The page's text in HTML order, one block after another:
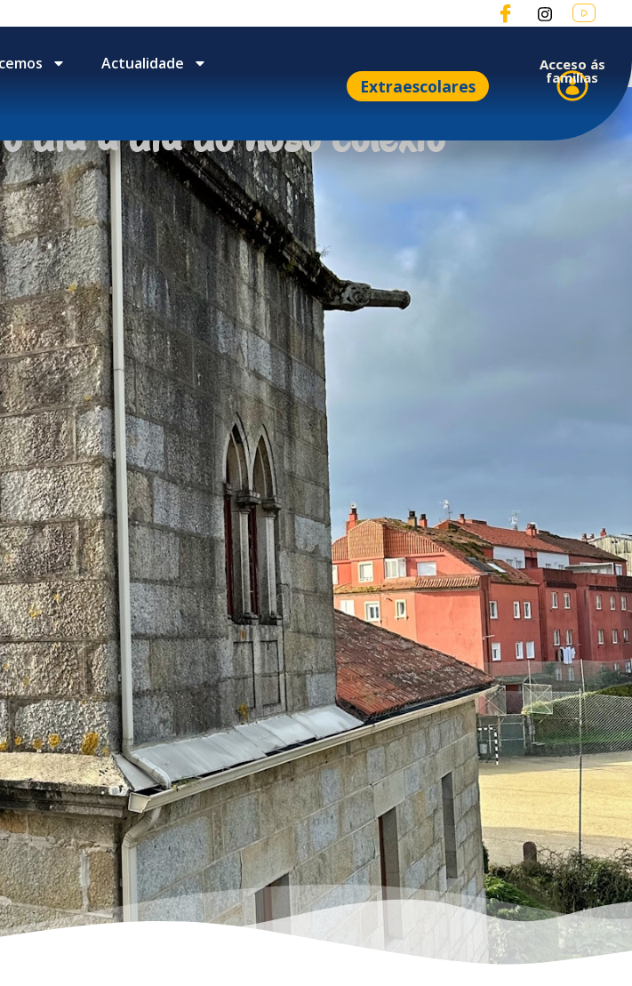
Actualidade
Extraescolares
Acceso ás
familias
día a día do noso colexio